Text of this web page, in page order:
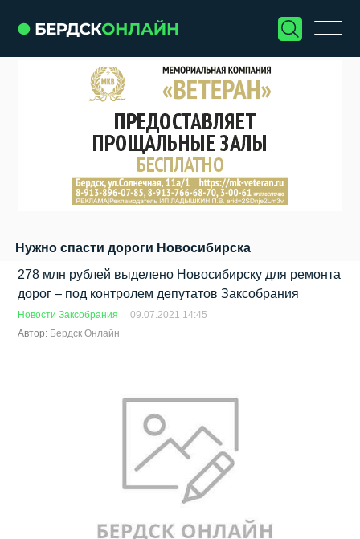
Нужно спасти дороги Новосибирска
278 млн рублей выделено Новосибирску для ремонта
дорог – под контролем депутатов Заксобрания
Новости Заксобрания
09.07.2021 14:45
Автор: Бердск Онлайн